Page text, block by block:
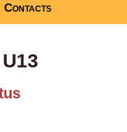
Contacts